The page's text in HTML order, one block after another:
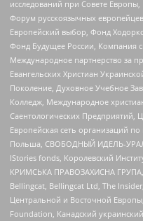
исследований при Совете
Форум русскоязычных
Европейский выбор, Фонд
Фонд Будущее России, Компания
Международное партнерство за
Евангельских Христиан
Поколение, Духовное Учебное
Колледж, Международное
Саентологических Предприятий,
Европейская сеть организаций
Польша, СВОБОДНЫЙ ИДЕЛЬ-УРАЛ,
IStories fonds, Королевский
КРИМСЬКА ПРАВОЗАХИСНА ГРУПА,
Bellingcat, Bellingcat Ltd, The
Центральной и Восточной
Foundation, Канадский